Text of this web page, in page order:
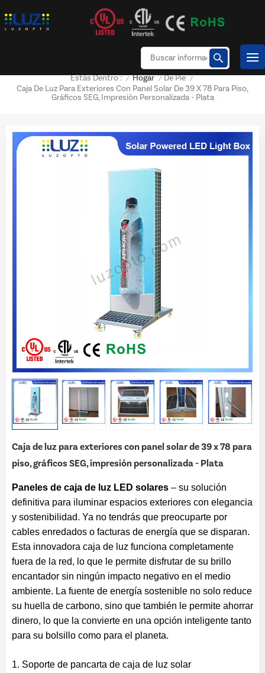
Estás Dentro : / Hogar / De Pie /
Caja De Luz Para Exteriores Con Panel Solar De 39 X 78 Para Piso,
Gráficos SEG, Impresión Personalizada - Plata
Caja de luz para exteriores con panel solar de 39 x 78 para
piso, gráficos SEG, impresión personalizada - Plata
Paneles de caja de luz LED solares – su solución
definitiva para iluminar espacios exteriores con elegancia
y sostenibilidad. Ya no tendrás que preocuparte por
cables enredados o facturas de energía que se disparan.
Esta innovadora caja de luz funciona completamente
fuera de la red, lo que le permite disfrutar de su brillo
encantador sin ningún impacto negativo en el medio
ambiente. La fuente de energía sostenible no solo reduce
su huella de carbono, sino que también le permite ahorrar
dinero, lo que la convierte en una opción inteligente tanto
para su bolsillo como para el planeta.
1. Soporte de pancarta de caja de luz solar